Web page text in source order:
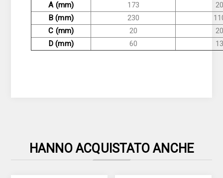
A (mm)
173
B (mm) 230
C (mm)
20
D (mm)
60
HANNO ACQUISTATO ANCHE